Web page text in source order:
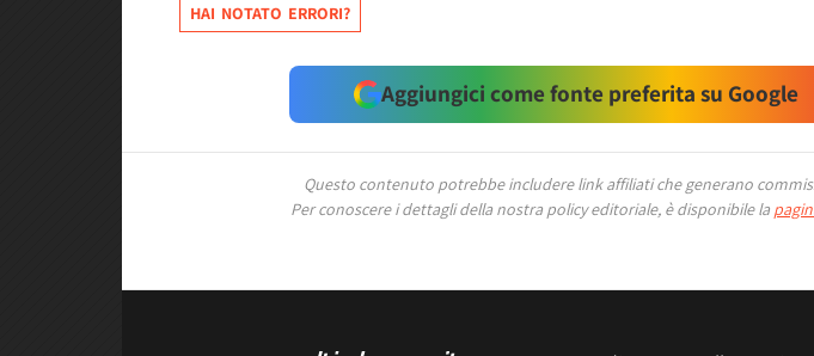
HAI NOTATO ERRORI?
Aggiungici come fonte preferita su Google
Questo contenuto potrebbe includere link affiliati che generano
Per conoscere i dettagli della nostra policy editoriale, è disponibile la